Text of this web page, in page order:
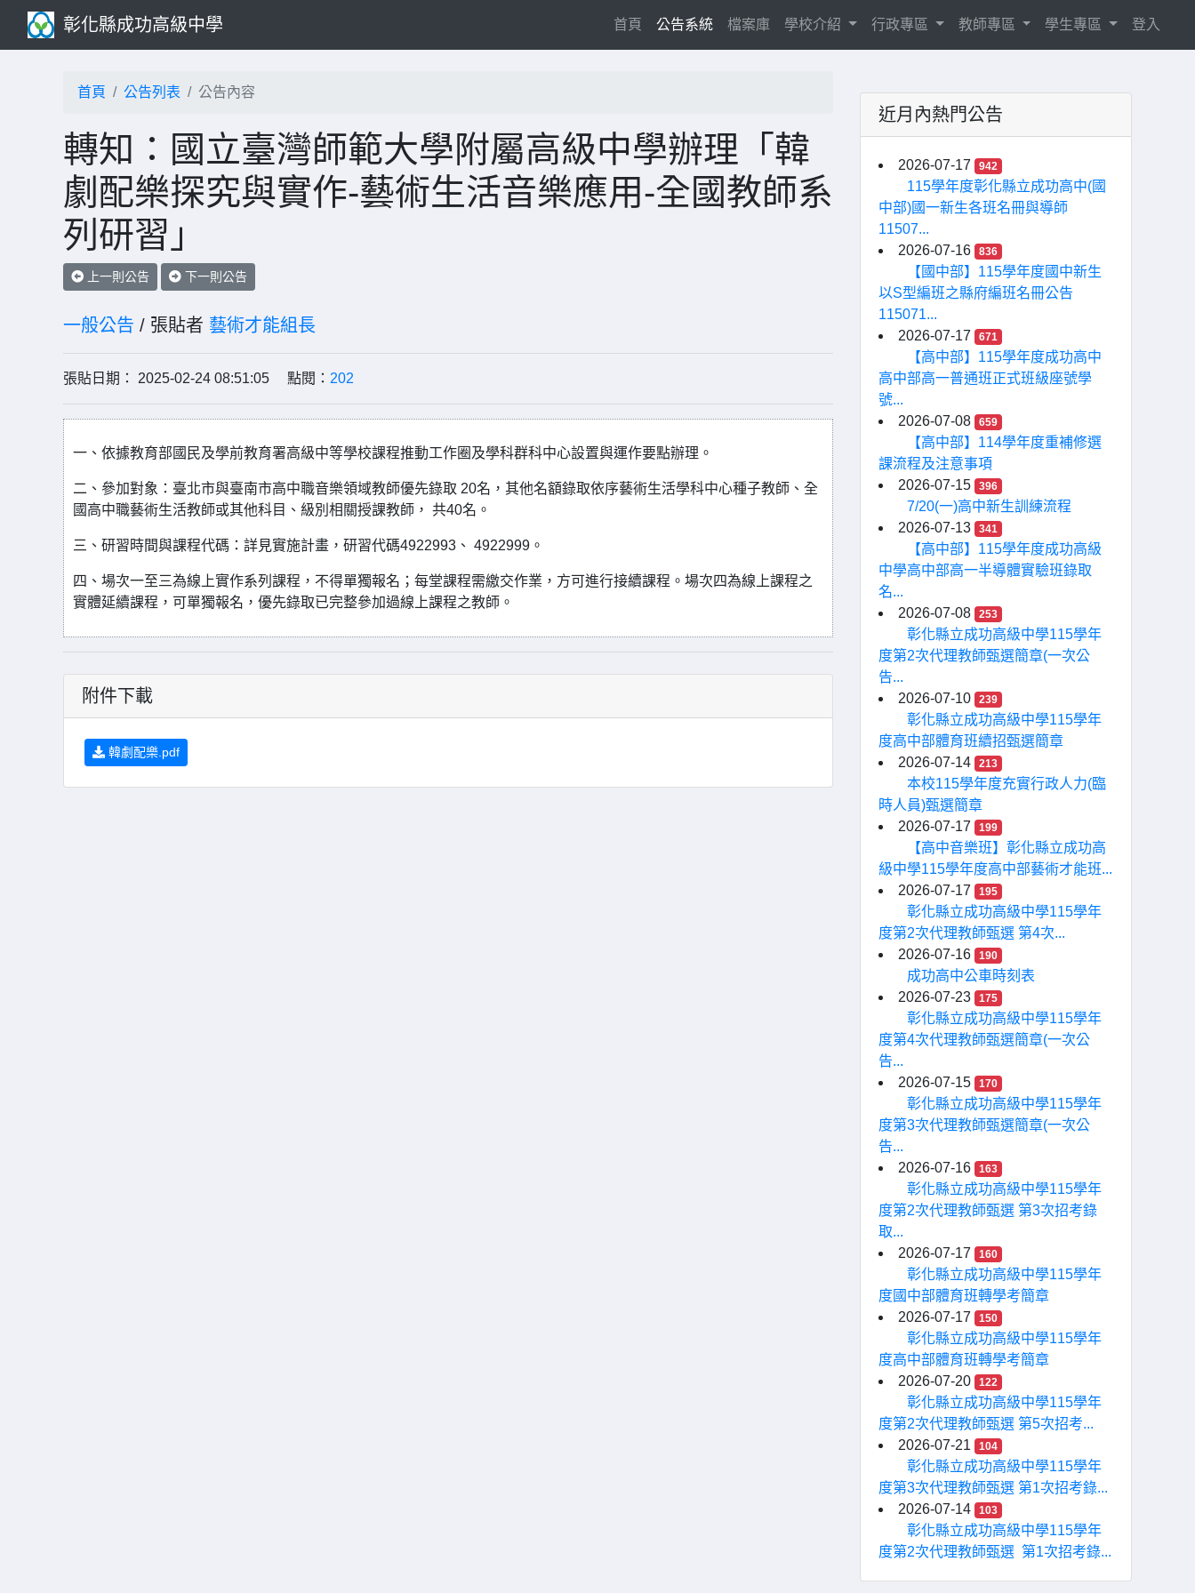
彰化縣成功高級中學 首頁 (current)
公告系統 檔案庫 學校介紹 行政專區 教師專區 學生專區 登入
首頁 公告列表 公告內容
轉知：國立臺灣師範大學附屬高級中學辦理「韓
劇配樂探究與實作-藝術生活音樂應用-全國教師系
列研習」
上一則公告 下一則公告
一般公告 / 張貼者 藝術才能組長
張貼日期： 2025-02-24 08:51:05 點閱： 202
一、依據教育部國民及學前教育署高級中等學校課程推動工作圈及學科群科中心設置與運作要點辦理。
二、參加對象：臺北市與臺南市高中職音樂領域教師優先錄取 20名，其他名額錄取依序藝術生活學科中心種子教師、全
國高中職藝術生活教師或其他科目、級別相關授課教師， 共40名。
三、研習時間與課程代碼：詳見實施計畫，研習代碼4922993、 4922999。
四、場次一至三為線上實作系列課程，不得單獨報名；每堂課程需繳交作業，方可進行接續課程。場次四為線上課程之
實體延續課程，可單獨報名，優先錄取已完整參加過線上課程之教師。
附件下載
韓劇配樂.pdf
近月內熱門公告
2026-07-17 942
115學年度彰化縣立成功高中(國
中部)國一新生各班名冊與導師
11507...
2026-07-16
836
【國中部】115學年度國中新生
以S型編班之縣府編班名冊公告
115071...
2026-07-17
671
【高中部】115學年度成功高中
高中部高一普通班正式班級座號學
號...
2026-07-08
659
【高中部】114學年度重補修選
課流程及注意事項
2026-07-15
396
7/20(一)高中新生訓練流程
2026-07-13
341
【高中部】115學年度成功高級
中學高中部高一半導體實驗班錄取
名...
2026-07-08
253
彰化縣立成功高級中學115學年
度第2次代理教師甄選簡章(一次公
告...
2026-07-10
239
彰化縣立成功高級中學115學年
度高中部體育班續招甄選簡章
2026-07-14
213
本校115學年度充實行政人力(臨
時人員)甄選簡章
2026-07-17
199
【高中音樂班】彰化縣立成功高
級中學115學年度高中部藝術才能班...
2026-07-17
195
彰化縣立成功高級中學115學年
度第2次代理教師甄選 第4次...
2026-07-16
190
成功高中公車時刻表
2026-07-23
175
彰化縣立成功高級中學115學年
度第4次代理教師甄選簡章(一次公
告...
2026-07-15
170
彰化縣立成功高級中學115學年
度第3次代理教師甄選簡章(一次公
告...
2026-07-16
163
彰化縣立成功高級中學115學年
度第2次代理教師甄選 第3次招考錄
取...
2026-07-17
160
彰化縣立成功高級中學115學年
度國中部體育班轉學考簡章
2026-07-17
150
彰化縣立成功高級中學115學年
度高中部體育班轉學考簡章
2026-07-20
122
彰化縣立成功高級中學115學年
度第2次代理教師甄選 第5次招考...
2026-07-21
104
彰化縣立成功高級中學115學年
度第3次代理教師甄選 第1次招考錄...
2026-07-14
103
彰化縣立成功高級中學115學年
度第2次代理教師甄選 第1次招考錄...